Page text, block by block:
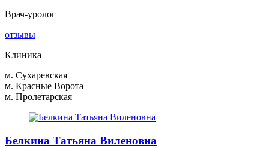
Врач-уролог
отзывы
Клиника
м. Сухаревская
м. Красные Ворота
м. Пролетарская
Белкина Татьяна Виленовна